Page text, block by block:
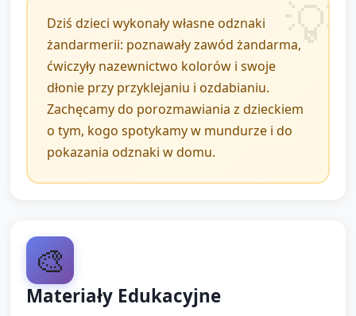
3. Zakończenie i
podsumowanie (około 5
minut)
Pokaz prac: każde dziecko podchodzi po kolei,
trzymając odznakę, opiekun nazywa kolory i
elementy, dziecko może powiedzieć jedno słowo
(„gwiazdka”, „błękitna”, „moja”).
żandarmi. Zachęć dzieci do powiedzenia, co im się
Zaśpiewaj krótką rymowankę lub klaśnijcie wspólnie
na pożegnanie i dzieci mogą zawiesić odznaki na
Dziś dzieci wykonały własne odznaki
żandarmerii: poznawały zawód żandarma,
ćwiczyły nazewnictwo kolorów i swoje
dłonie przy przyklejaniu i ozdabianiu.
Zachęcamy do porozmawiania z dzieckiem
o tym, kogo spotykamy w mundurze i do
pokazania odznaki w domu.
🎨
Materiały Edukacyjne